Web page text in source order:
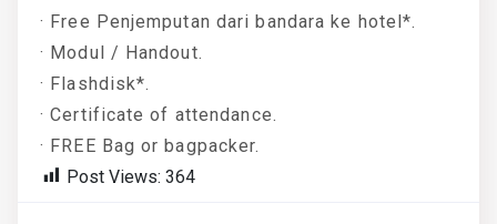
· Free Penjemputan dari bandara ke hotel*.
· Modul / Handout.
· Flashdisk*.
· Certificate of attendance.
· FREE Bag or bagpacker.
Post Views: 364